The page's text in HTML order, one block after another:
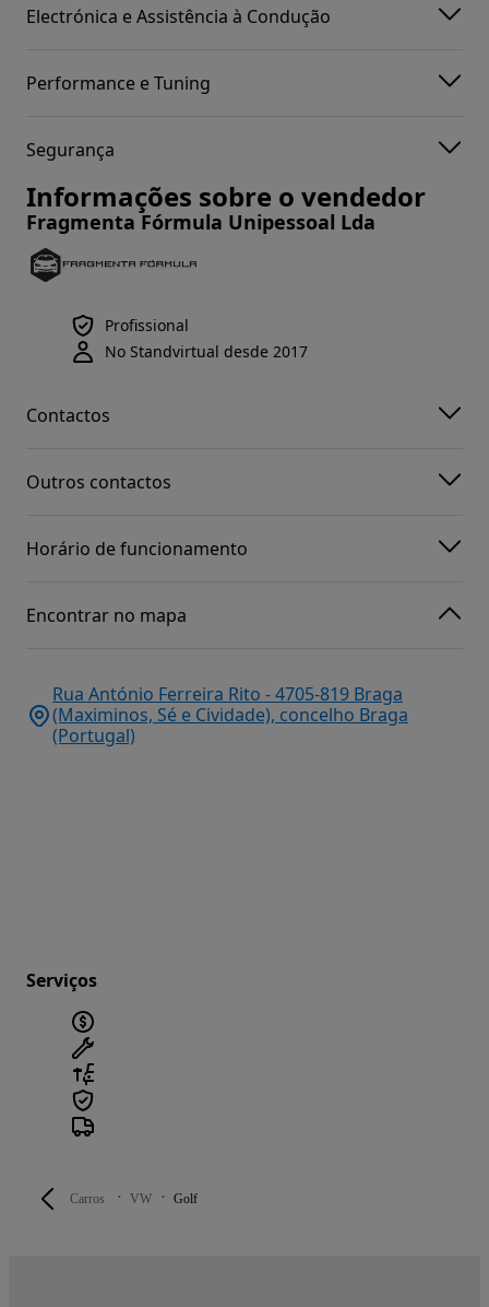
Carros VW Golf
Electrónica e Assistência à Condução
Performance e Tuning
Segurança
Informações sobre o vendedor
Fragmenta Fórmula Unipessoal Lda
Profissional
No Standvirtual desde 2017
Contactos
Outros contactos
Horário de funcionamento
Encontrar no mapa
Rua António Ferreira Rito - 4705-819 Braga
(Maximinos, Sé e Cividade), concelho Braga
(Portugal)
Serviços